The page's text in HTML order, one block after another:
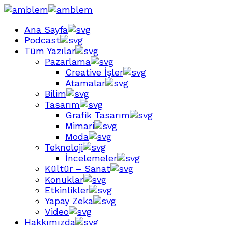
Ana Sayfa
Podcast
Tüm Yazılar
Pazarlama
Creative İşler
Atamalar
Bilim
Tasarım
Grafik Tasarım
Mimari
Moda
Teknoloji
İncelemeler
Kültür – Sanat
Konuklar
Etkinlikler
Yapay Zeka
Video
Hakkımızda